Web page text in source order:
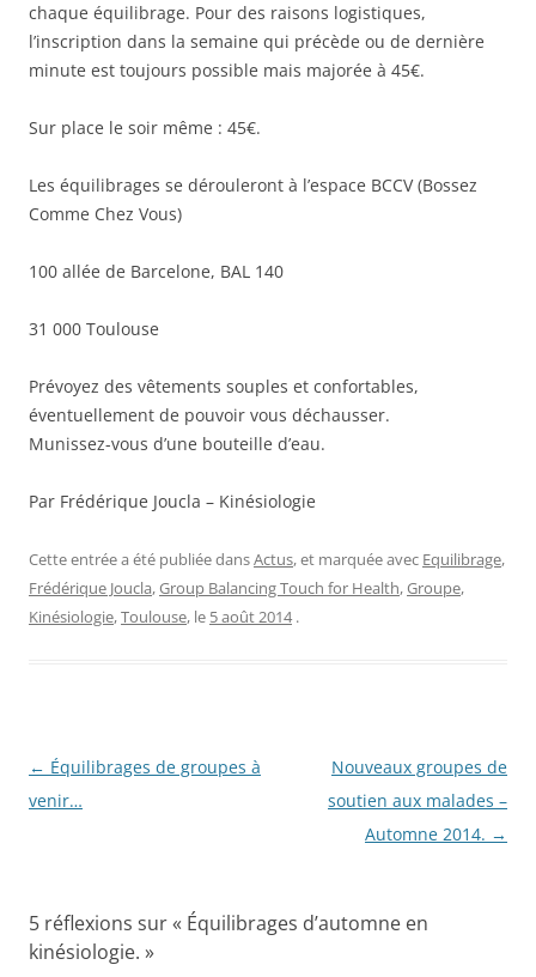
chaque équilibrage. Pour des raisons logistiques,
l’inscription dans la semaine qui précède ou de dernière
minute est toujours possible mais majorée à 45€.
Sur place le soir même : 45€.
Les équilibrages se dérouleront à l’espace BCCV (Bossez
Comme Chez Vous)
100 allée de Barcelone, BAL 140
31 000 Toulouse
Prévoyez des vêtements souples et confortables,
éventuellement de pouvoir vous déchausser.
Munissez-vous d’une bouteille d’eau.
Par Frédérique Joucla – Kinésiologie
Cette entrée a été publiée dansActus, et marquée avec Equilibrage,
Frédérique Joucla,Group Balancing Touch for Health,Groupe,
Kinésiologie,Toulouse, le 5 août 2014 .
Navigation
des
← Équilibrages de groupes à
venir…
Nouveaux groupes de
soutien aux malades –
Automne 2014. →
5 réflexions sur « Équilibrages d’automne en
kinésiologie. »